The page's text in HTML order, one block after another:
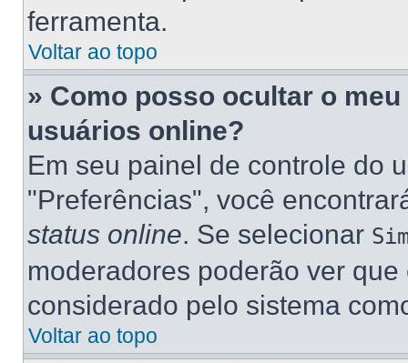
ferramenta.
Voltar ao topo
» Como posso ocultar o
usuários online?
Em seu painel de controle do
"Preferências", você
status online. Se selecionar
moderadores poderão ver
considerado pelo sistema
Voltar ao topo